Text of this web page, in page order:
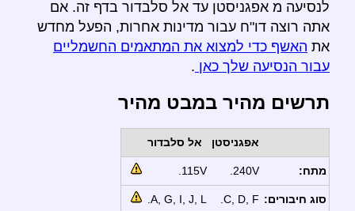
לנסיעה מ אפגניסטן עד אל סלבדור בדף זה. אם
אתה רוצה דו"ח עבור מדינות אחרות, הפעל מחדש
את האשף כדי למצוא את המתאמים החשמליים
עבור הנסיעה שלך כאן .
תרשים מהיר במבט מהיר
אפגניסטן אל סלבדור
מתח: 240V.
115V.
סוג חיבורים: C, D, F.
A, G, I, J, L.